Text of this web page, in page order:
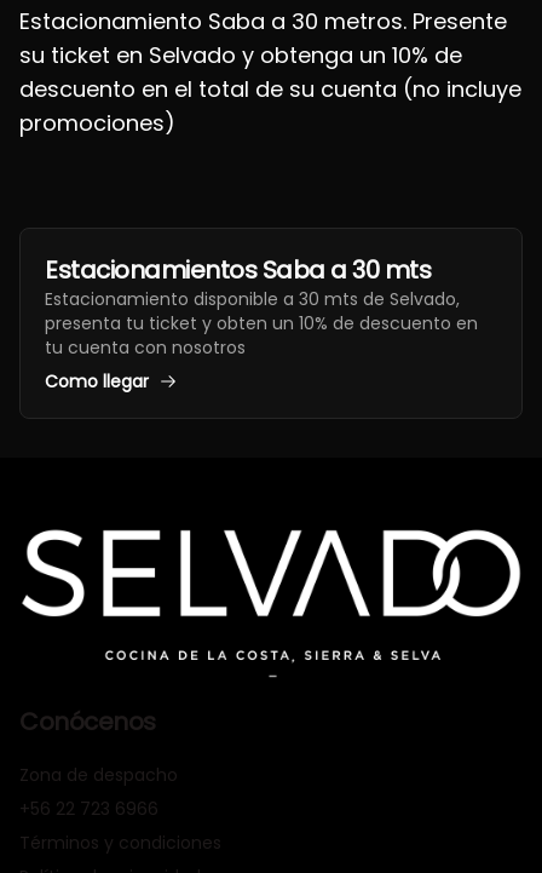
Estacionamiento Saba a 30 metros. Presente
su ticket en Selvado y obtenga un 10% de
descuento en el total de su cuenta (no incluye
promociones)
Estacionamientos Saba a 30 mts
Estacionamiento disponible a 30 mts de Selvado,
presenta tu ticket y obten un 10% de descuento en
tu cuenta con nosotros
Como llegar
Conócenos
Zona de despacho
+56 22 723 6966
Términos y condiciones